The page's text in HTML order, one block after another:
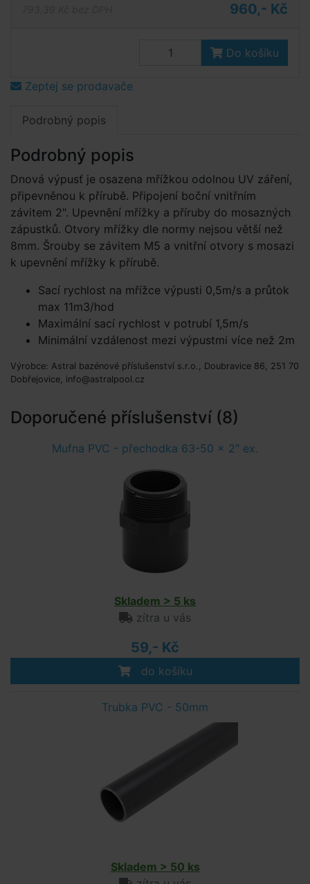
960,- Kč
Do košíku
Zeptej se prodavače
Podrobný popis
Podrobný popis
Dnová výpusť je osazena mřížkou odolnou UV záření,
připevněnou k přírubě. Připojení boční vnitřním
závitem 2". Upevnění mřížky a příruby do mosazných
zápustků. Otvory mřížky dle normy nejsou větší než
8mm. Šrouby se závitem M5 a vnitřní otvory s mosazi
k upevnění mřížky k přírubě.
Sací rychlost na mřížce výpusti 0,5m/s a průtok
max 11m3/hod
Maximální sací rychlost v potrubí 1,5m/s
Minimální vzdálenost mezi výpustmi více než 2m
Výrobce: Astral bazénové příslušenství s.r.o., Doubravice 86, 251 70
Dobřejovice, info@astralpool.cz
Doporučené příslušenství (8)
Mufna PVC - přechodka 63-50 x 2" ex.
Skladem > 5 ks
zítra u vás
59,- Kč
do košíku
Trubka PVC - 50mm
Skladem > 50 ks